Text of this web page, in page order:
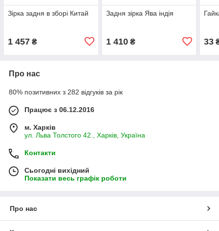
Зірка задня в зборі Китай
1 457 ₴
Задня зірка Ява індія
1 410₴ 33
Про нас
80% позитивних з 282 відгуків за рік
Працює з 06.12.2016
м. Харків
ул. Льва Толстого 42., Харків, Україна
Контакти
Сьогодні вихідний
Показати весь графік роботи
Про нас